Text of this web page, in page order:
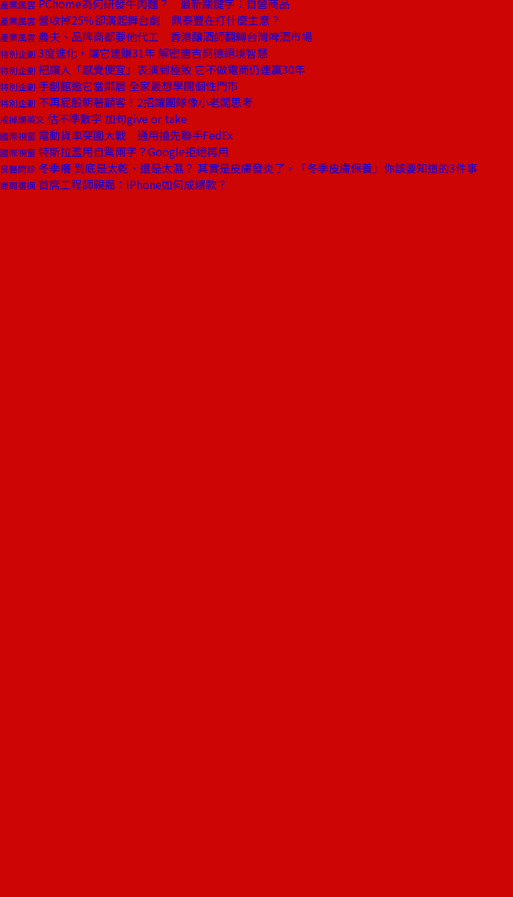
產業風雲 PChome為何研發牛肉麵？ 最新關鍵字：自營商品
產業風雲 營收掉25％卻演起舞台劇 鼎泰豐在打什麼主意？
產業風雲 農夫、品牌商都要他代工 香港釀酒師翻轉台灣啤酒市場
特別企劃 3度進化，讓它連賺31年 解密唐吉訶德絕境智慧
特別企劃 把讓人「感覺便宜」表演到極致 它不做電商仍連贏30年
特別企劃 手創館邀它當鄰居 全家最想學開個性門市
特別企劃 不再屁股朝著顧客！2招讓團隊像小老闆思考
戒掉爛英文 估不準數字 加句give or take
國際視窗 電動貨車突圍大戰 通用搶先聯手FedEx
國際視窗 特斯拉濫用自駕兩字？Google拒絕再用
良醫問診 冬季癢 到底是太乾、還是太濕？ 其實是皮膚發炎了，「冬季皮膚保養」你該要知道的3件事
商周書摘 首席工程師親揭：iPhone如何成爆款？